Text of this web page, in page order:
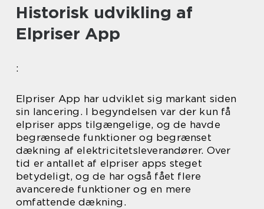
Historisk udvikling af
Elpriser App
:
Elpriser App har udviklet sig markant siden
sin lancering. I begyndelsen var der kun få
elpriser apps tilgængelige, og de havde
begrænsede funktioner og begrænset
dækning af elektricitetsleverandører. Over
tid er antallet af elpriser apps steget
betydeligt, og de har også fået flere
avancerede funktioner og en mere
omfattende dækning.